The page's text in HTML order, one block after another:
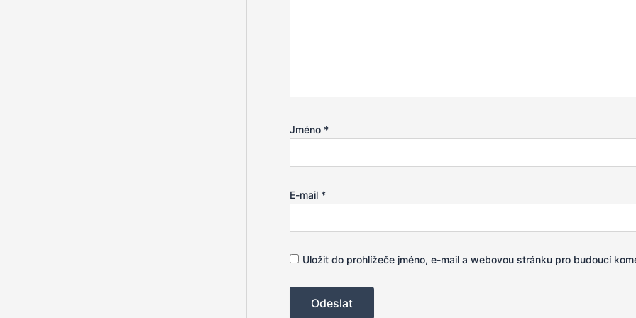
Jméno *
E-mail *
Uložit do prohlížeče jméno, e-mail a webovou stránku pro budoucí